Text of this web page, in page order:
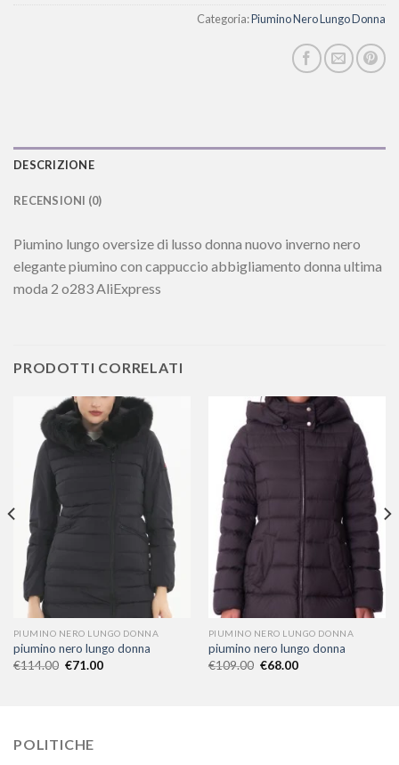
Categoria:Piumino Nero Lungo Donna
DESCRIZIONE
RECENSIONI (0)
Piumino lungo oversize di lusso donna nuovo inverno nero
elegante piumino con cappuccio abbigliamento donna ultima
moda 2 o283 AliExpress
PRODOTTI CORRELATI
PIUMINO NERO LUNGO DONNA
piumino nero lungo donna
€114.00 €71.00
PIUMINO NERO LUNGO DONNA
piumino nero lungo donna
€109.00 €68.00
POLITICHE